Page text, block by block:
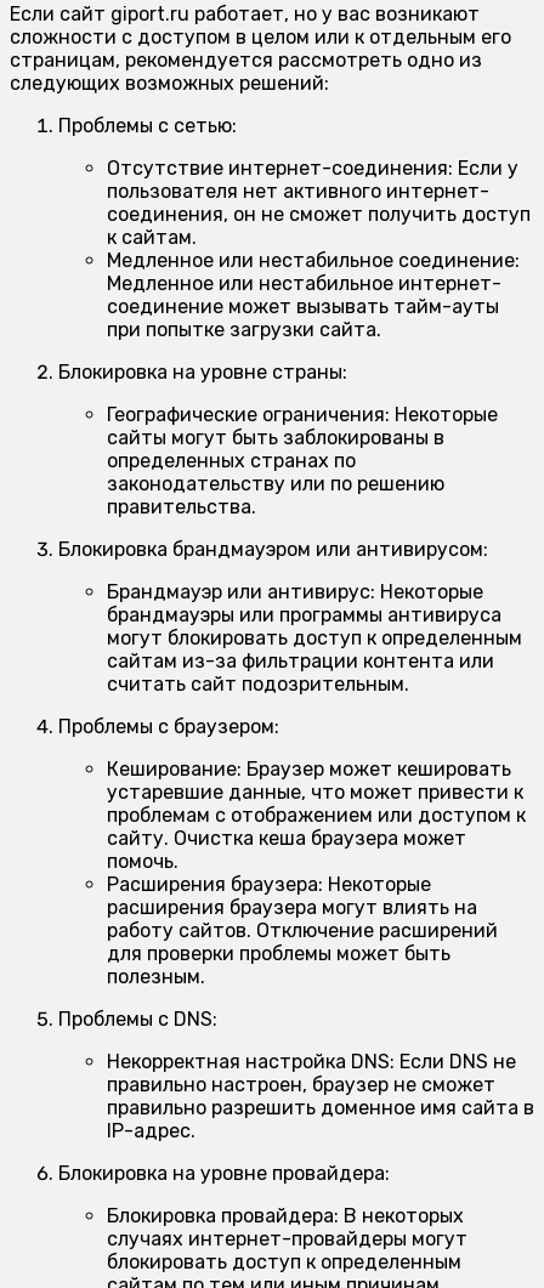
Если сайт giport.ru работает, но у вас возникают
сложности с доступом в целом или к отдельным его
страницам, рекомендуется рассмотреть одно из
следующих возможных решений:
Проблемы с сетью:
Отсутствие интернет-соединения: Если у
пользователя нет активного интернет-
соединения, он не сможет получить доступ
к сайтам.
Медленное или нестабильное соединение:
Медленное или нестабильное интернет-
соединение может вызывать тайм-ауты
при попытке загрузки сайта.
Блокировка на уровне страны:
Географические ограничения: Некоторые
сайты могут быть заблокированы в
определенных странах по
законодательству или по решению
правительства.
Блокировка брандмауэром или антивирусом:
Брандмауэр или антивирус: Некоторые
брандмауэры или программы антивируса
могут блокировать доступ к определенным
сайтам из-за фильтрации контента или
считать сайт подозрительным.
Проблемы с браузером:
Кеширование: Браузер может кешировать
устаревшие данные, что может привести к
проблемам с отображением или доступом к
сайту. Очистка кеша браузера может
помочь.
Расширения браузера: Некоторые
расширения браузера могут влиять на
работу сайтов. Отключение расширений
для проверки проблемы может быть
полезным.
Проблемы с DNS:
Некорректная настройка DNS: Если DNS не
правильно настроен, браузер не сможет
правильно разрешить доменное имя сайта в
IP-адрес.
Блокировка на уровне провайдера:
Блокировка провайдера: В некоторых
случаях интернет-провайдеры могут
блокировать доступ к определенным